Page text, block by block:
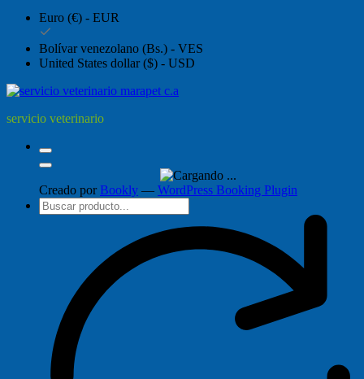
Euro (€) - EUR
Bolívar venezolano (Bs.) - VES
United States dollar ($) - USD
servicio veterinario
Creado por Bookly — WordPress Booking Plugin